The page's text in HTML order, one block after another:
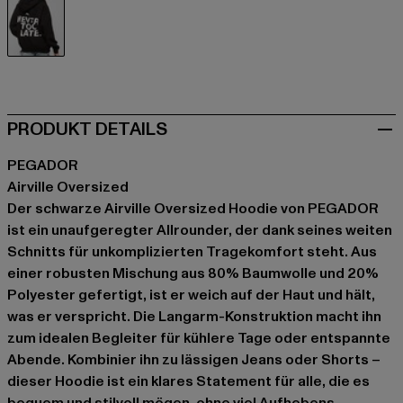
PRODUKT DETAILS
PEGADOR
Airville Oversized
Der schwarze Airville Oversized Hoodie von PEGADOR
ist ein unaufgeregter Allrounder, der dank seines weiten
Schnitts für unkomplizierten Tragekomfort steht. Aus
einer robusten Mischung aus 80% Baumwolle und 20%
Polyester gefertigt, ist er weich auf der Haut und hält,
was er verspricht. Die Langarm-Konstruktion macht ihn
zum idealen Begleiter für kühlere Tage oder entspannte
Abende. Kombinier ihn zu lässigen Jeans oder Shorts –
dieser Hoodie ist ein klares Statement für alle, die es